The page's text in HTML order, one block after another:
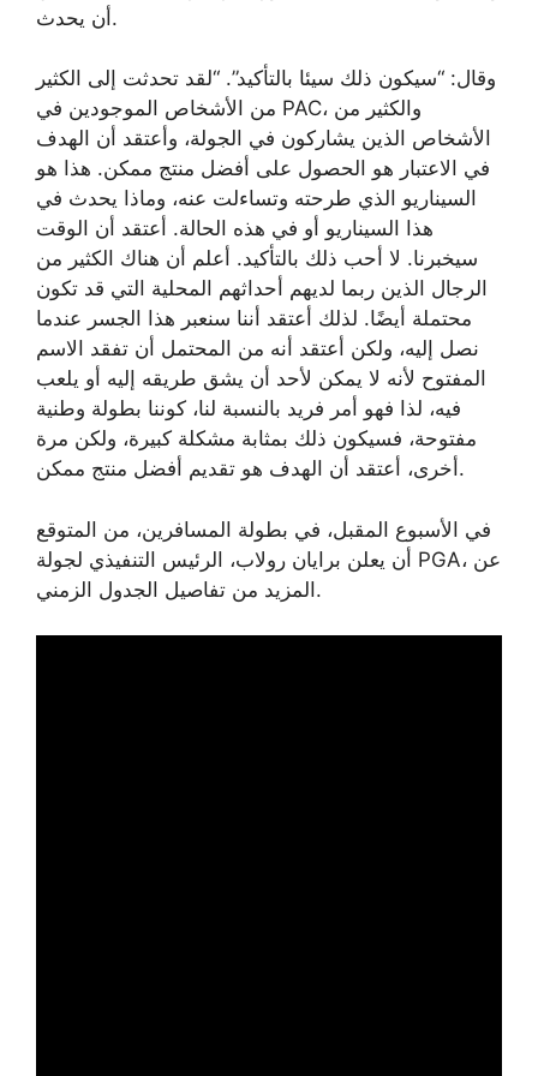
أن يحدث.
وقال: “سيكون ذلك سيئا بالتأكيد”. “لقد تحدثت إلى الكثير
من الأشخاص الموجودين في PAC، والكثير من
الأشخاص الذين يشاركون في الجولة، وأعتقد أن الهدف
في الاعتبار هو الحصول على أفضل منتج ممكن. هذا هو
السيناريو الذي طرحته وتساءلت عنه، وماذا يحدث في
هذا السيناريو أو في هذه الحالة. أعتقد أن الوقت
سيخبرنا. لا أحب ذلك بالتأكيد. أعلم أن هناك الكثير من
الرجال الذين ربما لديهم أحداثهم المحلية التي قد تكون
محتملة أيضًا. لذلك أعتقد أننا سنعبر هذا الجسر عندما
نصل إليه، ولكن أعتقد أنه من المحتمل أن تفقد الاسم
المفتوح لأنه لا يمكن لأحد أن يشق طريقه إليه أو يلعب
فيه، لذا فهو أمر فريد بالنسبة لنا، كوننا بطولة وطنية
مفتوحة، فسيكون ذلك بمثابة مشكلة كبيرة، ولكن مرة
أخرى، أعتقد أن الهدف هو تقديم أفضل منتج ممكن.
في الأسبوع المقبل، في بطولة المسافرين، من المتوقع
أن يعلن برايان رولاب، الرئيس التنفيذي لجولة PGA، عن
المزيد من تفاصيل الجدول الزمني.